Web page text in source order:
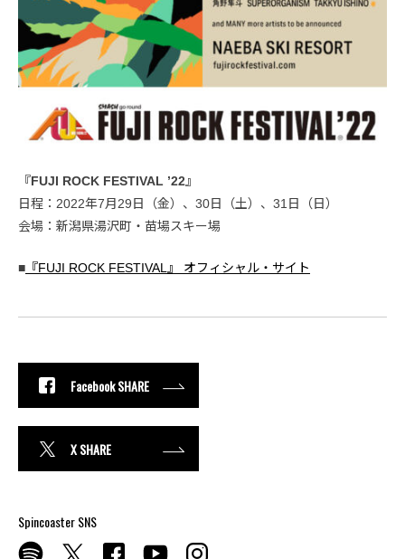
『FUJI ROCK FESTIVAL ’22』
日程：2022年7月29日（金）、30日（土）、31日（日）
会場：新潟県湯沢町・苗場スキー場
■ 『FUJI ROCK FESTIVAL』 オフィシャル・サイト
Facebook SHARE
X SHARE
Spincoaster SNS